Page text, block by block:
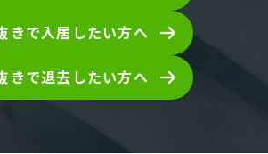
きで入居したい方へ
きで退去したい方へ